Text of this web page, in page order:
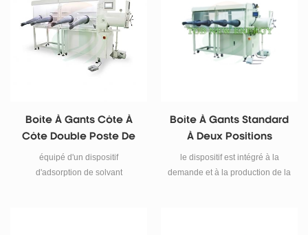
recherche universitaire ou la
production de masse.
Boîte À Gants Côte À
Côte Double Poste De
Travail
équipé d'un dispositif
d'adsorption de solvant
Boîte À Gants Standard
À Deux Positions
le dispositif est intégré à la
demande et à la production de la